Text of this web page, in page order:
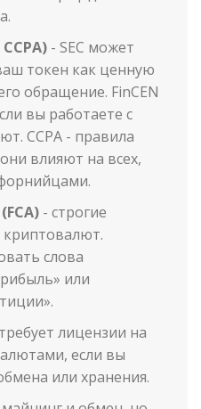
- SEC может
токен как ценную
обращение. FinCEN
вы работаете с
CCPA - правила
влияют на всех,
- строгие
слова
или
лицензии на
если вы
или хранения.